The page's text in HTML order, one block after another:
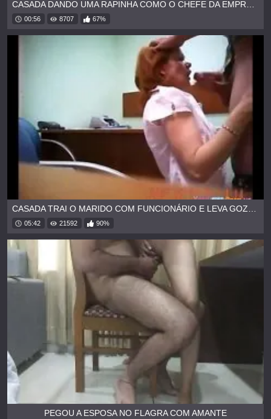
00:56 8707 67%
05:42 21592 90%
PEGOU A ESPOSA NO FLAGRA COM AMANTE